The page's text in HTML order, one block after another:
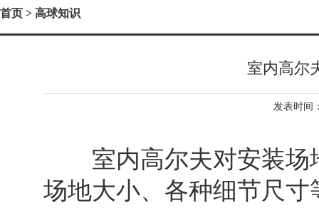
首页 > 高球知识
室内高尔
发表时间
室内高尔夫对安装场
场地大小、各种细节尺